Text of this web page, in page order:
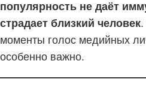
популярность не даёт
страдает близкий человек
моменты голос медийных
особенно важно.